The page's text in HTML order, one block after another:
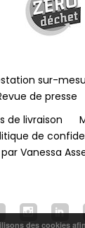
sur-
de presse
de livraison
de
Vanessa
des cookies